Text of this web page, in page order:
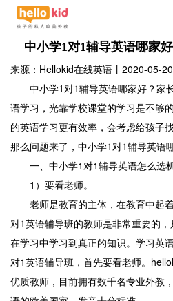
中小学1对1辅导英语哪家
来源：Hellokid在线英语 丨 2020-05-
中小学1对1辅导英语哪家好？家
语学习，光靠学校课堂的学习是不够
的英语学习更有效率，会考虑给孩子
那么问题来了，中小学1对1辅导英语
一、中小学1对1辅导英语怎么选
1）要看老师。
老师是教育的主体，在教育中起着
对1英语辅导班的教师是非常重要的
在学习中学习到真正的知识。学习英
对1英语辅导班，首先要看老师。
优质教师，目前拥有数千名专业外教